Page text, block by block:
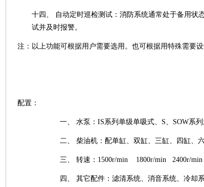
十四、
自动定时巡检测试：消防系统通常处于备用状
试并及时报警。
注：以上功能可根据用户需要选用。也可根据用特殊需要设
配置：
一、 水泵：IS系列单级单吸式、S、SOW系
二、 柴油机：配单缸、双缸、三缸、四缸、
三、 转速：1500r/min 1800r/min 2400r/min
四、 其它配件：滤清系统、消音系统、冷却